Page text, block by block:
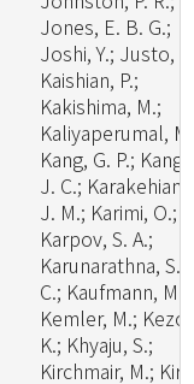
Jones, E. B. G.;
Joshi, Y.; Justo,
Kaishian, P.;
Kakishima, M.;
Kaliyaperumal,
Kang, G. P.; Kang,
J. C.; Karakehian,
J. M.; Karimi, O.;
Karpov, S. A.;
Karunarathna, S.
C.; Kaufmann, M.;
Kemler, M.; Kezo,
K.; Khyaju, S.;
Kirchmair, M.;